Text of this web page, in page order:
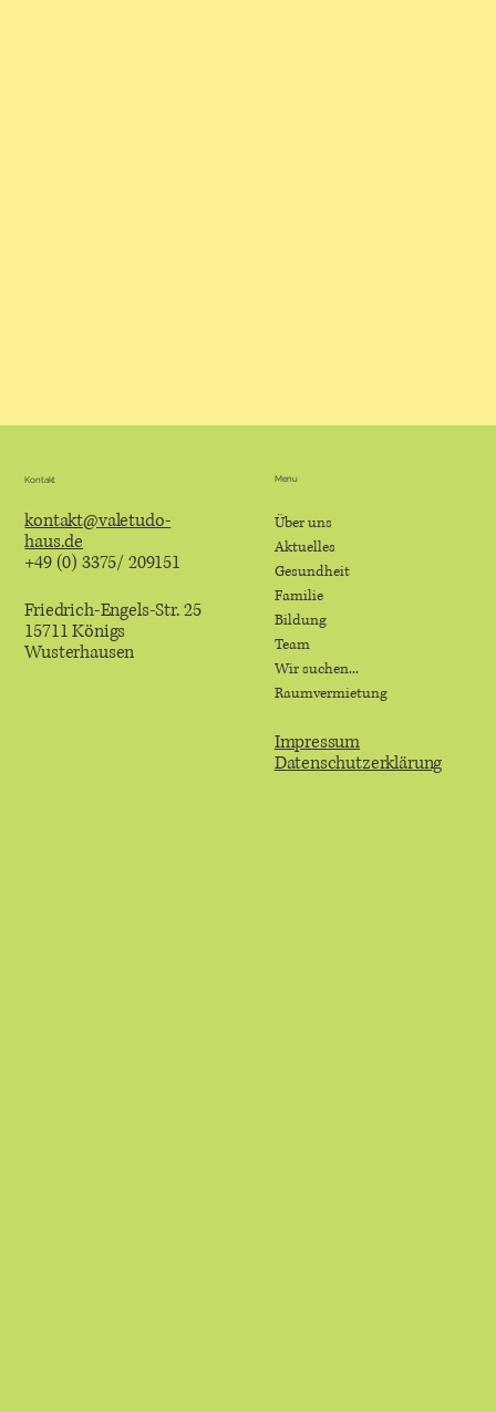
Kontakt
kontakt@valetudo-
haus.de
+49 (0) 3375/ 209151
Friedrich-Engels-Str. 25
15711 Königs
Wusterhausen
Menu
Über uns
Aktuelles
Gesundheit
Familie
Bildung
Team
Wir suchen...
Raumvermietung
Impressum
Datenschutzerklärung